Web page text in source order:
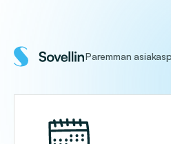
Paremman